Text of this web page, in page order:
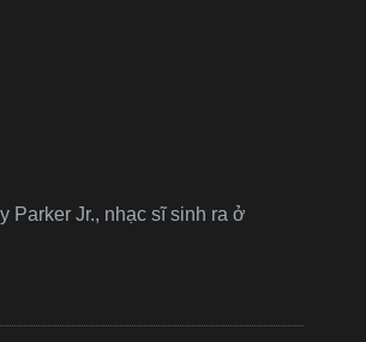
Parker Jr., nhạc sĩ sinh ra ở